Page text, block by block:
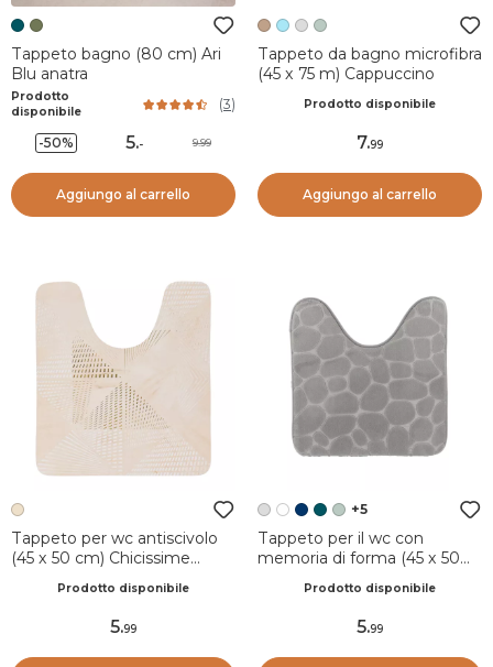
Tappeto bagno (80 cm) Ari
Blu anatra
Prodotto
disponibile
(3)
-50% 5.- 9.99
Aggiungo al carrello
Tappeto da bagno microfibra
(45 x 75 m) Cappuccino
Prodotto disponibile
7.99
Aggiungo al carrello
Tappeto per wc antiscivolo
(45 x 50 cm) Chicissime
Prodotto disponibile
5.99
+5
Tappeto per il wc con
memoria di forma (45 x 50
Prodotto disponibile
5.99